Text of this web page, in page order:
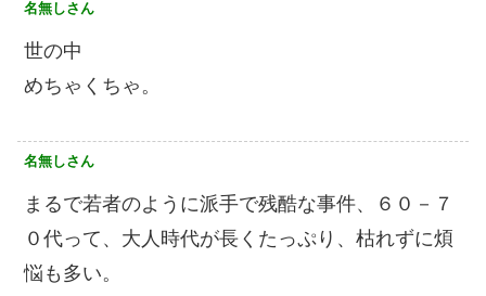
名無しさん
世の中
めちゃくちゃ。
名無しさん
まるで若者のように派手で残酷な事件、６０－７
０代って、大人時代が長くたっぷり、枯れずに煩
悩も多い。